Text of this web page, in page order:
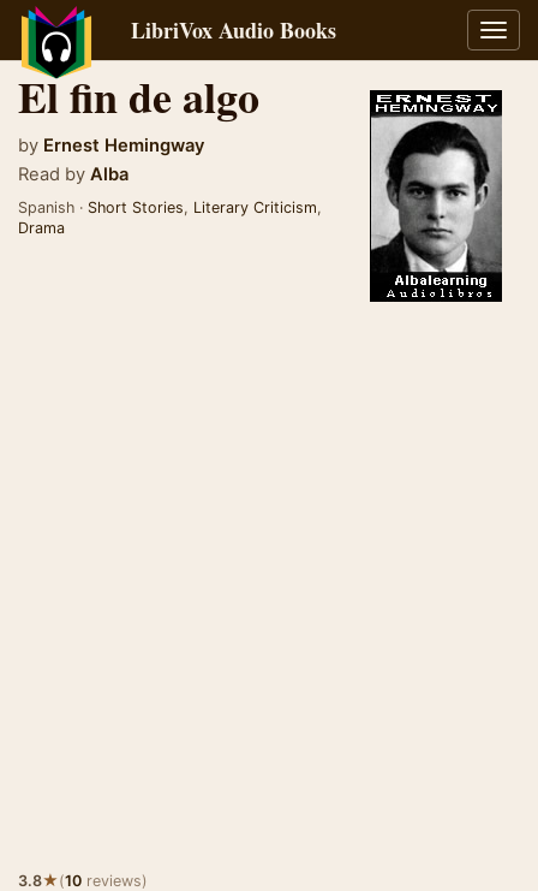
LibriVox Audio Books
El fin de algo
by Ernest Hemingway
Read by Alba
Spanish · Short Stories, Literary Criticism,
Drama
3.8★(10 reviews)